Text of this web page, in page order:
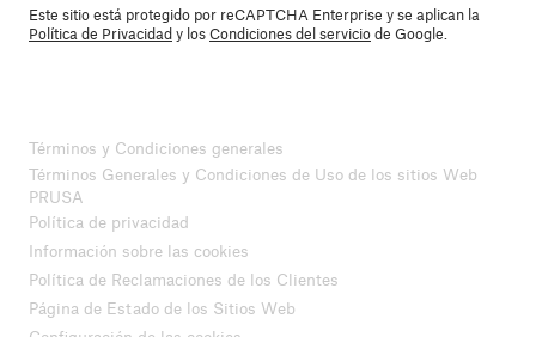
Este sitio está protegido por reCAPTCHA Enterprise y se aplican la
Política de Privacidady losCondiciones del serviciode Google.
Términos y Condiciones generales
Términos Generales y Condiciones de Uso de los sitios Web
PRUSA
Política de privacidad
Información sobre las cookies
Política de Reclamaciones de los Clientes
Página de Estado de los Sitios Web